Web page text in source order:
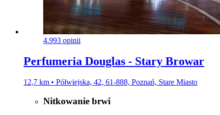
4.993 opinii
Perfumeria Douglas - Stary Browar
12,7 km • Półwiejska, 42, 61-888, Poznań, Stare Miasto
Nitkowanie brwi